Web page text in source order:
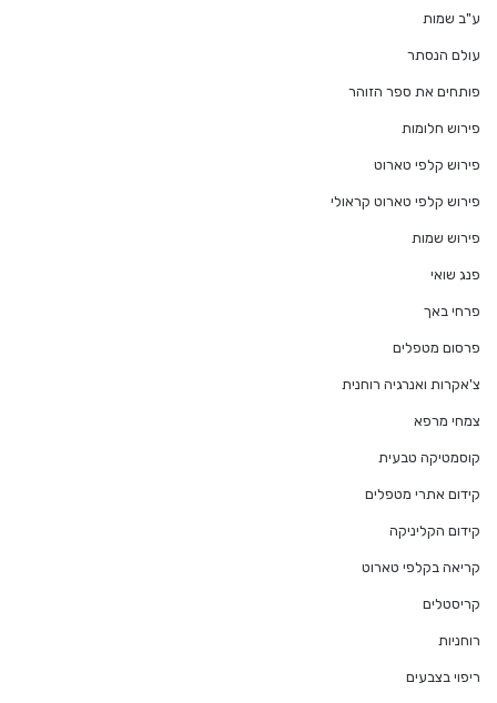
ע"ב שמות
עולם הנסתר
פותחים את ספר הזוהר
פירוש חלומות
פירוש קלפי טארוט
פירוש קלפי טארוט קראולי
פירוש שמות
פנג שואי
פרחי באך
פרסום מטפלים
צ'אקרות ואנרגיה רוחנית
צמחי מרפא
קוסמטיקה טבעית
קידום אתרי מטפלים
קידום הקליניקה
קריאה בקלפי טארוט
קריסטלים
רוחניות
ריפוי בצבעים